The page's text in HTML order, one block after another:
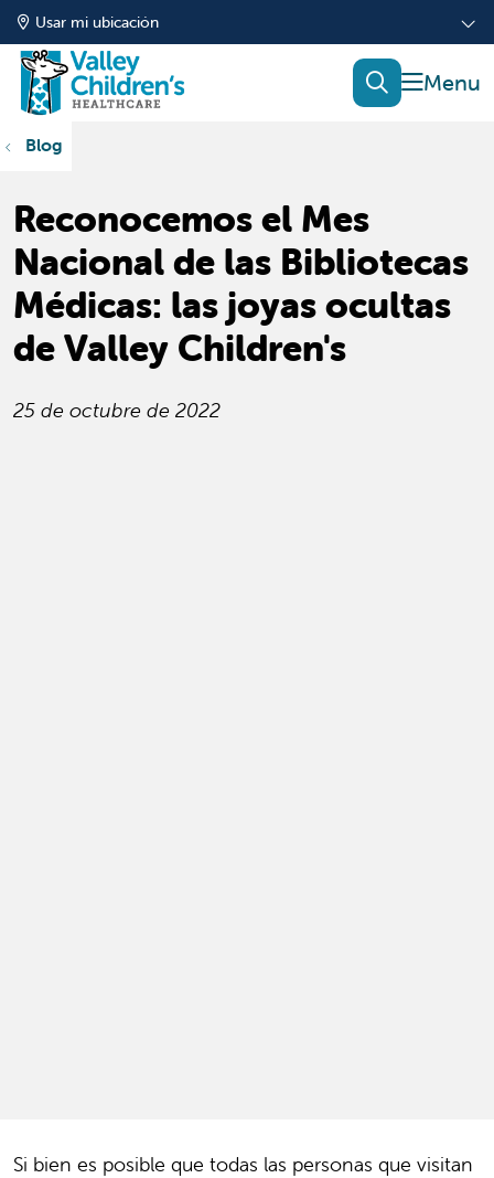
Usar mi ubicación
mostrar
buscar
Blog
Reconocemos el Mes
Nacional de las Bibliotecas
Médicas: las joyas ocultas
de Valley Children's
25 de octubre de 2022
Si bien es posible que todas las personas que visitan